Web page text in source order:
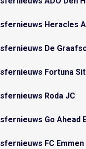
Heracles
De
Fortuna
Roda JC
Go Ahead
FC Emmen